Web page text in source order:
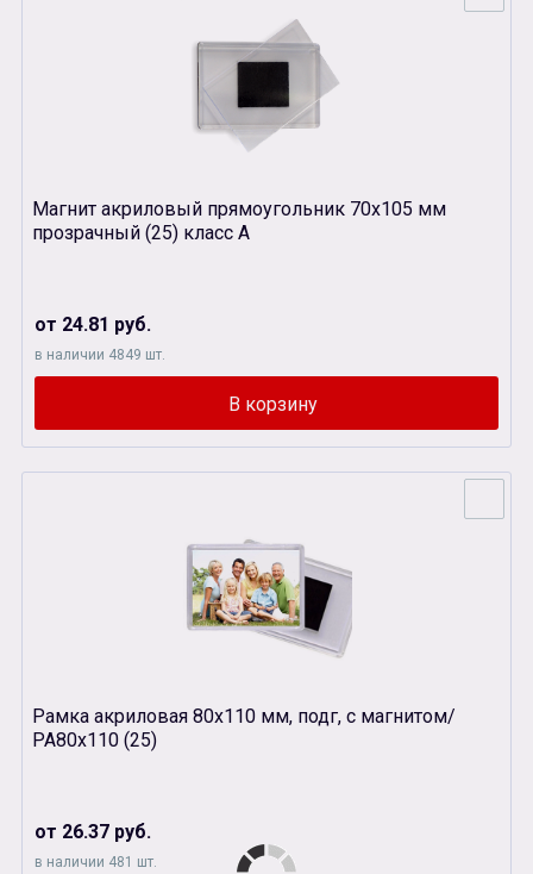
Магнит акриловый прямоугольник 70х105 мм
прозрачный (25) класс А
от 24.81 руб.
в наличии 4849 шт.
Рамка акриловая 80х110 мм, подг, с магнитом/
РА80х110 (25)
от 26.37 руб.
в наличии 481 шт.